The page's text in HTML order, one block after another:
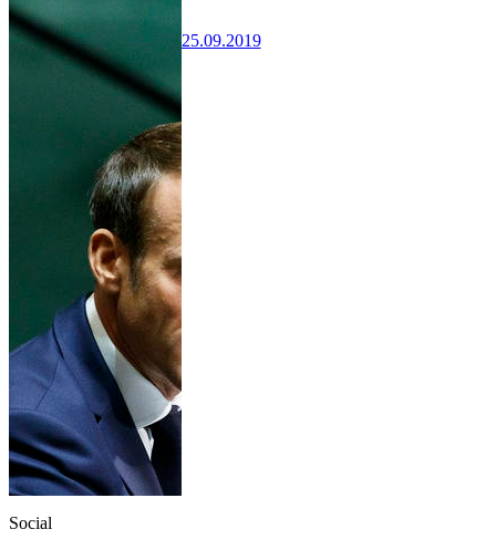
25.09.2019
Social